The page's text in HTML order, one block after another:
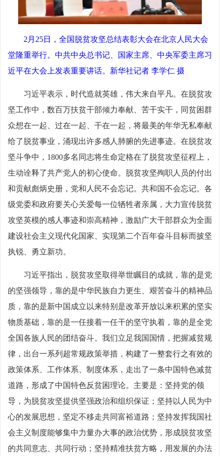
2月25日，全国脱贫攻坚总结表彰大会在北京人民大会
堂隆重举行。中共中央总书记、国家主席、中央军委主席习
近平在大会上发表重要讲话。新华社记者 李学仁 摄
习近平表示，时代造就英雄，伟大来自平凡。在脱贫攻
坚工作中，数百万扶贫干部倾力奉献、苦干实干，同贫困群
众想在一起、过在一起、干在一起，将最美的年华无私奉献
给了脱贫事业，涌现出许多感人肺腑的先进事迹。在脱贫攻
坚斗争中，1800多名同志将生命定格在了脱贫攻坚征程上，
生动诠释了共产党人的初心使命。脱贫攻坚殉职人员的付出
和贡献彪炳史册，党和人民不会忘记。共和国不会忘记。各
级党委和政府要关心关爱每一位牺牲者亲属，大力宣传脱贫
攻坚英模的感人事迹和崇高精神，激励广大干部群众为全面
建设社会主义现代化国家、实现第二个百年奋斗目标而披坚
执锐、勇立新功。
习近平指出，脱贫攻坚取得举世瞩目的成就，靠的是党
的坚强领导，靠的是中华民族自力更生、艰苦奋斗的精神品
质，靠的是新中国成立以来特别是改革开放以来积累的坚实
物质基础，靠的是一任接着一任干的坚守执着，靠的是全党
全国各族人民的团结奋斗。我们立足我国国情，把握减贫规
律，出台一系列超常规政策举措，构建了一整套行之有效的
政策体系、工作体系、制度体系，走出了一条中国特色减贫
道路，形成了中国特色反贫困理论。主要是：坚持党的领
导，为脱贫攻坚提供坚强政治和组织保证；坚持以人民为中
心的发展思想，坚定不移走共同富裕道路；坚持发挥我国社
会主义制度能够集中力量办大事的政治优势，形成脱贫攻坚
的共同意志、共同行动；坚持精准扶贫方略，用发展的办法